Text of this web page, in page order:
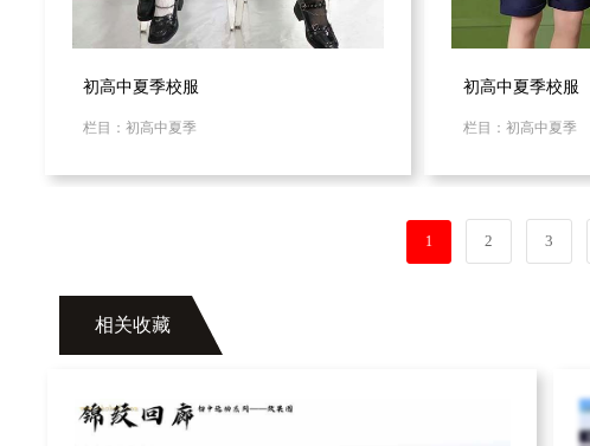
初高中夏季校服
栏目：初高中夏季
初高中夏季校服
栏目：初高中夏季
1 2 3
相关收藏